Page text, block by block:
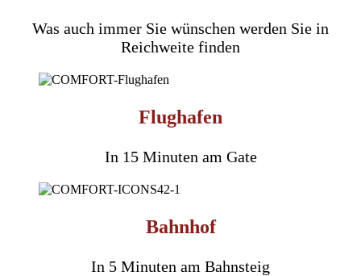
Was auch immer Sie wünschen werden Sie in
Reichweite finden
Flughafen
In 15 Minuten am Gate
Bahnhof
In 5 Minuten am Bahnsteig